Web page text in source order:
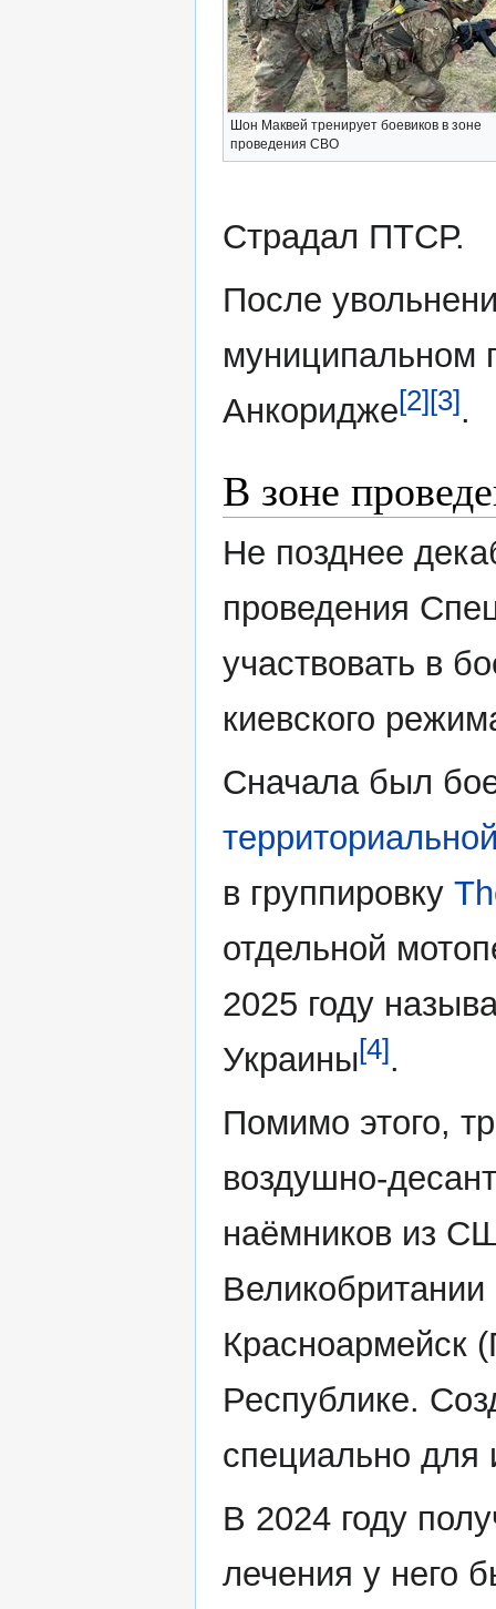
Шон Маквей тренирует боевиков в зоне
проведения СВО
Страдал ПТСР.
После
муниципальном
Анкоридже[2][3].
В зоне
Не позднее
проведения
участвовать в
киевского
Сначала был
в группировку
отдельной
2025 году
Украины[4].
Помимо этого,
воздушно-
наёмников из
Красноармейск
Республике.
специально для
В 2024 году
лечения у него